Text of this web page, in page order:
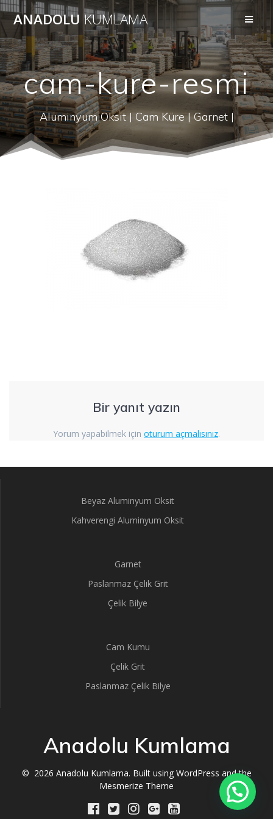
Skip
to
content
ANADOLU KUMLAMA
cam-kure-resmi
Aluminyum Oksit | Cam Küre | Garnet |
Bir yanıt yazın
Yorum yapabilmek için oturum açmalısınız.
Beyaz Aluminyum Oksit
Kahverengi Aluminyum Oksit
Garnet
Paslanmaz Çelik Grit
Çelik Bilye
Cam Kumu
Çelik Grit
Paslanmaz Çelik Bilye
Anadolu Kumlama
© 2026 Anadolu Kumlama. Built using WordPress and the
Mesmerize Theme